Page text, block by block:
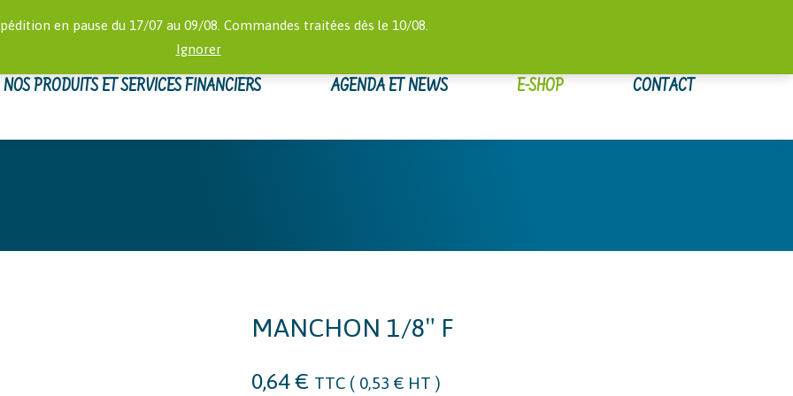
en pause du 17/07 au 09/08. Commandes traitées dès le 10/08.
Ignorer
:
NOS PRODUITS ET SERVICES FINANCIERS AGENDA ET NEWS E-SHOP CONTACT
MANCHON 1/8″ F
0,64€ TTC ( 0,53 € HT )